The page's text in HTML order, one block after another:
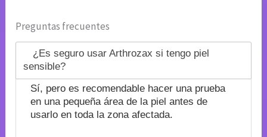
Preguntas frecuentes
¿Es seguro usar Arthrozax si tengo piel
sensible?
Sí, pero es recomendable hacer una prueba
en una pequeña área de la piel antes de
usarlo en toda la zona afectada.